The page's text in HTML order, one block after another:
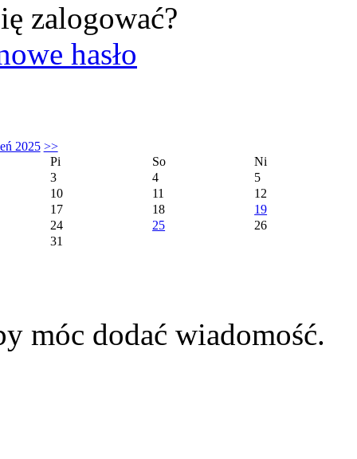
zalogować?
hasło
2025 >>
Pi
So
Ni
3
4
5
10
11
12
17
18
19
24
25
26
31
móc dodać wiadomość.